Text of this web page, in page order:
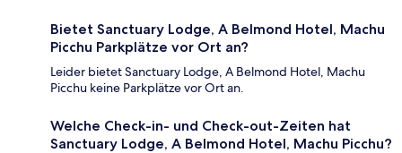
Bietet Sanctuary Lodge, A Belmond Hotel, Machu
Picchu Parkplätze vor Ort an?
Leider bietet Sanctuary Lodge, A Belmond Hotel, Machu
Picchu keine Parkplätze vor Ort an.
Welche Check-in- und Check-out-Zeiten hat
Sanctuary Lodge, A Belmond Hotel, Machu Picchu?